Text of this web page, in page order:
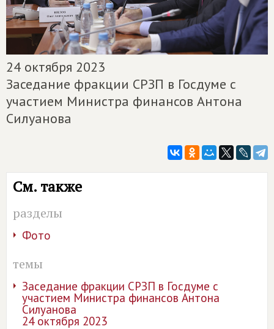
24 октября 2023
Заседание фракции СРЗП в Госдуме с
участием Министра финансов Антона
Силуанова
См. также
разделы
Фото
темы
Заседание фракции СРЗП в Госдуме с
участием Министра финансов Антона
Силуанова
24 октября 2023